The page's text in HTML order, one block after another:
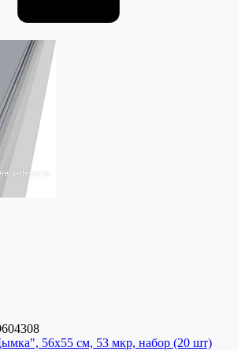
56x55 см, 53 мкр, набор (20 шт)